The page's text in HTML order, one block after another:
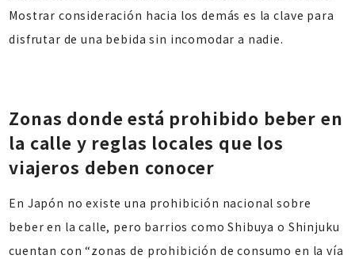
Mostrar consideración hacia los demás es la clave para
disfrutar de una bebida sin incomodar a nadie.
Zonas donde está prohibido beber en
la calle y reglas locales que los
viajeros deben conocer
En Japón no existe una prohibición nacional sobre
beber en la calle, pero barrios como Shibuya o Shinjuku
cuentan con “zonas de prohibición de consumo en la vía